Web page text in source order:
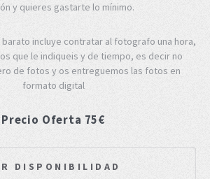
y quieres gastarte lo mínimo.
incluye contratar al fotografo una hora,
que le indiqueis y de tiempo, es decir no
de fotos y os entreguemos las fotos en
formato digital
Precio Oferta 75€
DISPONIBILIDAD